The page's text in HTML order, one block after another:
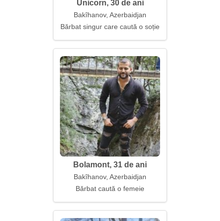
Unicorn, 30 de ani
Bakîhanov, Azerbaidjan
Bărbat singur care caută o soție
Bolamont, 31 de ani
Bakîhanov, Azerbaidjan
Bărbat caută o femeie